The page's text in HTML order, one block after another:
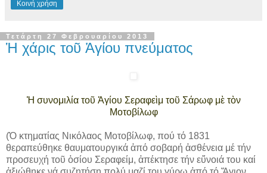
Κοινή χρήση
Τετάρτη 27 Φεβρουαρίου 2013
Ἡ χάρις τοῦ Ἁγίου πνεύματος
Ἡ συνομιλία τοῦ Ἁγίου Σεραφεὶμ τοῦ Σάρωφ μὲ τὸν
Μοτοβίλωφ
(Ὁ κτηματίας Νικόλαος Μοτοβίλωφ, πού τό 1831
θεραπεύθηκε θαυματουργικά ἀπό σοβαρή ἀσθένεια μέ τήν
προσευχή τοῦ ὁσίου Σεραφείμ, ἀπέκτησε τήν εὔνοιά του καί